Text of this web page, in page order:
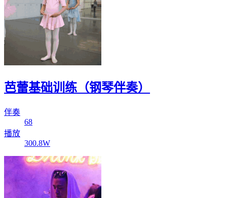
芭蕾基础训练（钢琴伴奏）
伴奏
68
播放
300.8W